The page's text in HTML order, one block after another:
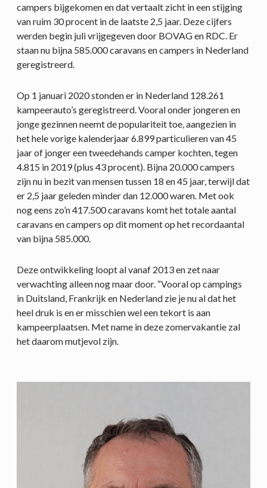
campers bijgekomen en dat vertaalt zicht in een stijging
van ruim 30 procent in de laatste 2,5 jaar. Deze cijfers
werden begin juli vrijgegeven door BOVAG en RDC. Er
staan nu bijna 585.000 caravans en campers in Nederland
geregistreerd.
Op 1 januari 2020 stonden er in Nederland 128.261
kampeerauto’s geregistreerd. Vooral onder jongeren en
jonge gezinnen neemt de populariteit toe, aangezien in
het hele vorige kalenderjaar 6.899 particulieren van 45
jaar of jonger een tweedehands camper kochten, tegen
4.815 in 2019 (plus 43 procent). Bijna 20.000 campers
zijn nu in bezit van mensen tussen 18 en 45 jaar, terwijl dat
er 2,5 jaar geleden minder dan 12.000 waren. Met ook
nog eens zo’n 417.500 caravans komt het totale aantal
caravans en campers op dit moment op het recordaantal
van bijna 585.000.
Deze ontwikkeling loopt al vanaf 2013 en zet naar
verwachting alleen nog maar door. “Vooral op campings
in Duitsland, Frankrijk en Nederland zie je nu al dat het
heel druk is en er misschien wel een tekort is aan
kampeerplaatsen. Met name in deze zomervakantie zal
het daarom mutjevol zijn.